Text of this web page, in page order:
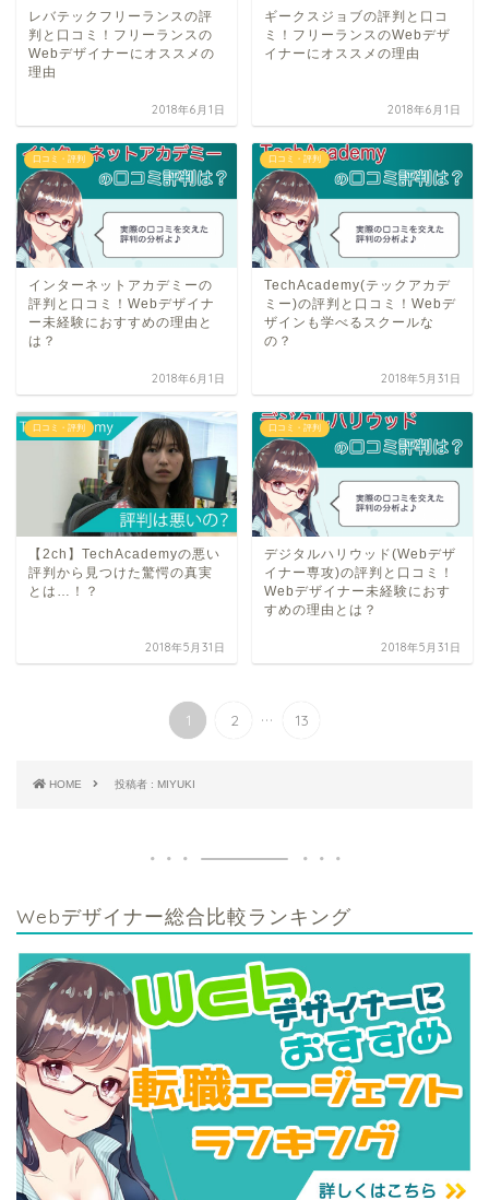
レバテックフリーランスの評
判と口コミ！フリーランスの
Webデザイナーにオススメの
理由
2018年6月1日
ギークスジョブの評判と口コ
ミ！フリーランスのWebデザ
イナーにオススメの理由
2018年6月1日
口コミ・評判
インターネットアカデミーの
評判と口コミ！Webデザイナ
ー未経験におすすめの理由と
は？
2018年6月1日
口コミ・評判
TechAcademy(テックアカデ
ミー)の評判と口コミ！Webデ
ザインも学べるスクールな
の？
2018年5月31日
口コミ・評判
【2ch】TechAcademyの悪い
評判から見つけた驚愕の真実
とは…！？
2018年5月31日
口コミ・評判
デジタルハリウッド(Webデザ
イナー専攻)の評判と口コミ！
Webデザイナー未経験におす
すめの理由とは？
2018年5月31日
1 2 ... 13
HOME 投稿者 : MIYUKI
Webデザイナー総合比較ランキング